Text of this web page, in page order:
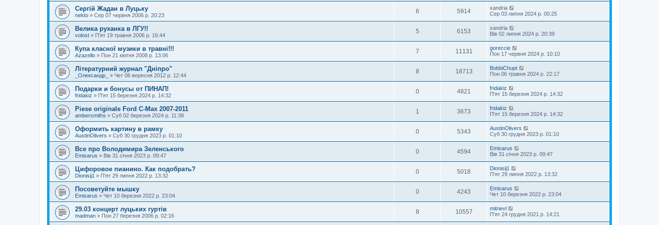
Сергій Жадан в Луцьку
nekto » Сер 07 червня 2006 р. 20:23
6 5914
xandria
Сер 03 липня 2024 р. 00:25
Велика руханка в ЛГУ!!
volost » П'ят 19 травня 2006 р. 16:44
5 6153
xandria
Вів 02 липня 2024 р. 20:39
Купа класної музики в травні!!!
Azazello » Пон 21 квітня 2008 р. 13:06
7 11131
goreccie
Пон 17 червня 2024 р. 10:10
Літературний журнал "Дніпро"
_Олександр_ » Чет 06 вересня 2012 р. 12:44
8 18713
BobbiChupt
Пон 06 травня 2024 р. 22:17
Подарки и бонусы от ПИНАП!
fridakiz » П'ят 15 березня 2024 р. 14:32
0 4821
fridakiz
П'ят 15 березня 2024 р. 14:32
Piese originale Ford C-Max 2007-2011
ambersmiths » Суб 02 березня 2024 р. 11:38
1 3673
fridakiz
П'ят 15 березня 2024 р. 14:32
Оформить картину в рамку
AustinOlivers » Суб 30 грудня 2023 р. 01:10
0 5343
AustinOlivers
Суб 30 грудня 2023 р. 01:10
Все про Володимира Зеленського
Emisarus » Вів 31 січня 2023 р. 09:47
0 4594
Emisarus
Вів 31 січня 2023 р. 09:47
Цифоровое пианино. Как подобрать?
Dionisij1 » П'ят 29 липня 2022 р. 13:32
0 5018
Dionisij1
П'ят 29 липня 2022 р. 13:32
Посоветуйте мышку
Emisarus » Чет 10 березня 2022 р. 23:04
0 4243
Emisarus
Чет 10 березня 2022 р. 23:04
29.03 концерт луцьких гуртів
madman » Пон 27 березня 2006 р. 02:16
8 10557
mitrievl
П'ят 24 грудня 2021 р. 14:21